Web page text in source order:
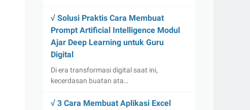
√ Solusi Praktis Cara Membuat
Prompt Artificial Intelligence Modul
Ajar Deep Learning untuk Guru
Digital
Di era transformasi digital saat ini,
kecerdasan buatan ata…
√ 3 Cara Membuat Aplikasi Excel